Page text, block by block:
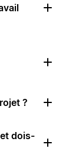
?
dois-